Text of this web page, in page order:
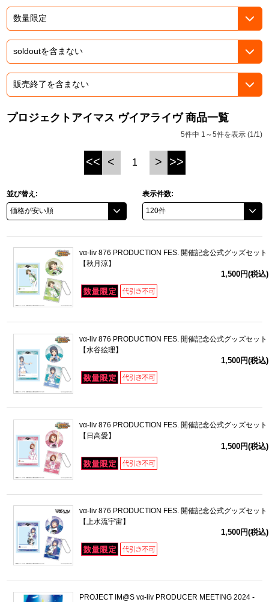
ガンダムシリーズ
ドラゴンボール
ラブライブ！シリーズ
ラブライブ！
ラブライブ！虹ヶ咲学園スクールアイドル同好会
ラブライブ！スーパースター!!
モフモフパレード
プロジェクトアイマス ヴイアライヴ 商品一覧
5件中 1～5件を表示 (1/1)
<< < 1 > >>
並び替え: 表示件数:
vα-liv 876 PRODUCTION FES. 開催記念公式グッズセット
【秋月涼】
1,500円(税込)
vα-liv 876 PRODUCTION FES. 開催記念公式グッズセット
【水谷絵理】
1,500円(税込)
vα-liv 876 PRODUCTION FES. 開催記念公式グッズセット
【日高愛】
1,500円(税込)
vα-liv 876 PRODUCTION FES. 開催記念公式グッズセット
【上水流宇宙】
1,500円(税込)
PROJECT IM@S vα-liv PRODUCER MEETING 2024 -